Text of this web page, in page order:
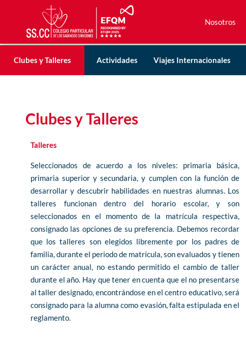
Nosotros
Nosotros
Clubes y Talleres Actividades Viajes Internacionales
Clubes y Talleres
Talleres
Seleccionados de acuerdo a los niveles: primaria básica,
primaria superior y secundaria, y cumplen con la función de
desarrollar y descubrir habilidades en nuestras alumnas. Los
talleres funcionan dentro del horario escolar, y son
seleccionados en el momento de la matrícula respectiva,
consignado las opciones de su preferencia. Debemos recordar
que los talleres son elegidos libremente por los padres de
familia, durante el periodo de matrícula, son evaluados y tienen
un carácter anual, no estando permitido el cambio de taller
durante el año. Hay que tener en cuenta que el no presentarse
al taller designado, encontrándose en el centro educativo, será
consignado para la alumna como evasión, falta estipulada en el
reglamento.